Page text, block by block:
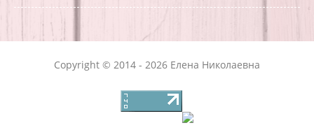
Copyright © 2014 - 2026 Елена Николаевна